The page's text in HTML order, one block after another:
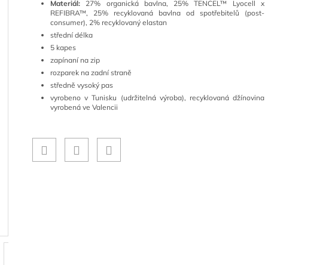
Materiál: 27% organická bavlna, 25% TENCEL™ Lyocell x
REFIBRA™, 25% recyklovaná bavlna od spotřebitelů (post-
consumer), 2% recyklovaný elastan
střední délka
5 kapes
zapínaní na zip
rozparek na zadní straně
středně vysoký pas
vyrobeno v Tunisku (udržitelná výroba), recyklovaná džínovina
vyrobená ve Valencii